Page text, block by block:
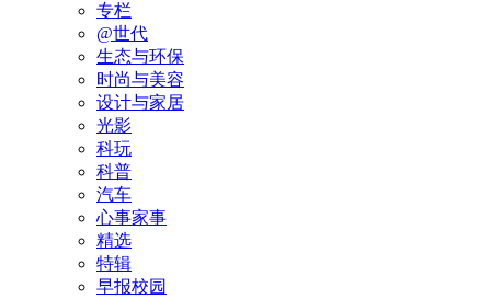
专栏
@世代
生态与环保
时尚与美容
设计与家居
光影
科玩
科普
汽车
心事家事
精选
特辑
早报校园